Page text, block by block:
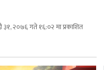
३१, २०७६ गते १६:०२ मा प्रकाशित